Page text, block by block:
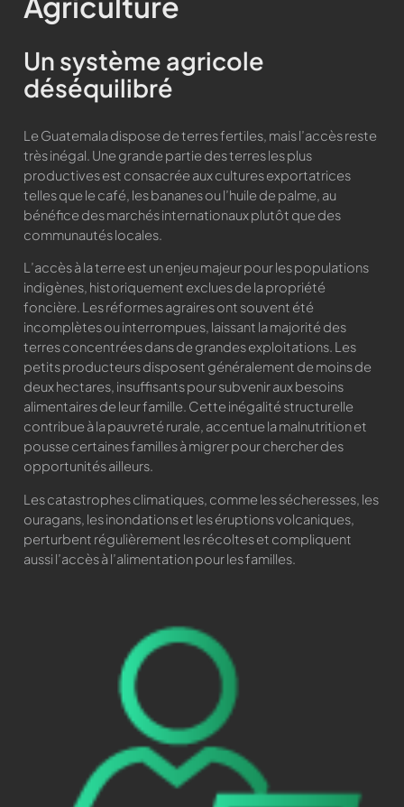
Un système agricole
déséquilibré
Le Guatemala dispose de terres fertiles, mais l’accès reste
très inégal. Une grande partie des terres les plus
productives est consacrée aux cultures exportatrices
telles que le café, les bananes ou l’huile de palme, au
bénéfice des marchés internationaux plutôt que des
communautés locales.
L’accès à la terre est un enjeu majeur pour les populations
indigènes, historiquement exclues de la propriété
foncière. Les réformes agraires ont souvent été
incomplètes ou interrompues, laissant la majorité des
terres concentrées dans de grandes exploitations. Les
petits producteurs disposent généralement de moins de
deux hectares, insuffisants pour subvenir aux besoins
alimentaires de leur famille. Cette inégalité structurelle
contribue à la pauvreté rurale, accentue la malnutrition et
pousse certaines familles à migrer pour chercher des
opportunités ailleurs.
Les catastrophes climatiques, comme les sécheresses, les
ouragans, les inondations et les éruptions volcaniques,
perturbent régulièrement les récoltes et compliquent
aussi l’accès à l’alimentation pour les familles.